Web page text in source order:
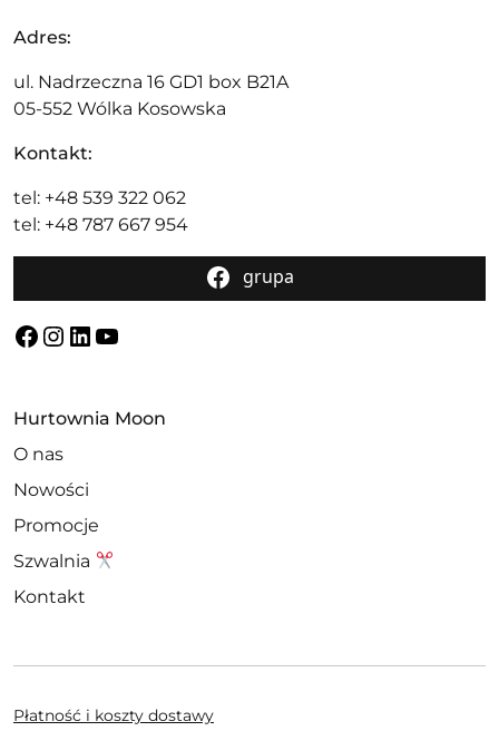
Adres:
ul. Nadrzeczna 16 GD1 box B21A
05-552 Wólka Kosowska
Kontakt:
tel: +48 539 322 062
tel: +48 787 667 954
grupa
Facebook
Instagram
LinkedIn
YouTube
Hurtownia Moon
O nas
Nowości
Promocje
Szwalnia
Kontakt
Płatność i koszty dostawy